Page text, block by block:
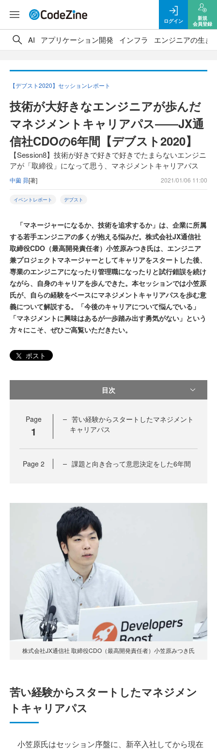
ログイン
新規
会員登録
AI アプリケーション開発 インフラ エンジニアの生き
【デブスト2020】セッションレポート
技術が大好きなエンジニアが歩んだ
マネジメントキャリアパス――JX通
信社CDOの6年間【デブスト2020】
【Session8】技術が好きで好きで好きでたまらないエンジニ
アが「取締役」になって思う、マネジメントキャリアパス
中薗 昴[著] 2021/01/06 11:00
イベントレポート デブスト
「マネージャーになるか、技術を追求するか」は、企業に所属
する若手エンジニアの多くが抱える悩みだ。株式会社JX通信社
取締役CDO（最高開発責任者）小笠原みつき氏は、エンジニア
兼プロジェクトマネージャーとしてキャリアをスタートした後、
専業のエンジニアになったり管理職になったりと試行錯誤を続け
ながら、自身のキャリアを歩んできた。本セッションでは小笠原
氏が、自らの経験をベースにマネジメントキャリアパスを歩む意
義について解説する。「今後のキャリアについて悩んでいる」
「マネジメントに興味はあるが一歩踏み出す勇気がない」という
方々にこそ、ぜひご高覧いただきたい。
ポスト
目次
Page
1
苦い経験からスタートしたマネジメント
キャリアパス
Page 2 課題と向き合って意思決定をした6年間
株式会社JX通信社 取締役CDO（最高開発責任者）小笠原みつき氏
苦い経験からスタートしたマネジメン
トキャリアパス
小笠原氏はセッション序盤に、新卒入社してから現在